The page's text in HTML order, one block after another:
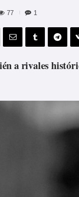
77 1
a rivales